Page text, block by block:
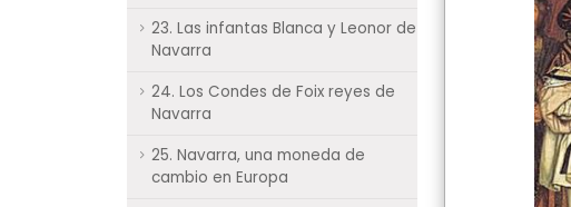
23. Las infantas Blanca y Leonor de
Navarra
24. Los Condes de Foix reyes de
Navarra
25. Navarra, una moneda de
cambio en Europa